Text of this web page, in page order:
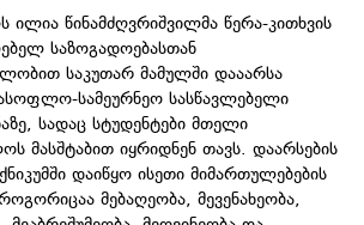
ილია წინამძღვრიშვილმა წერა-კითხვის
საზოგადოებასთან
საკუთარ მამულში დააარსა
სამეურნეო სასწავლებელი
სადაც სტუდენტები მთელი
მასშტაბით იყრიდნენ თავს. დაარსების
დაიწყო ისეთი მიმართულებების
მებაღეობა, მევენახეობა,